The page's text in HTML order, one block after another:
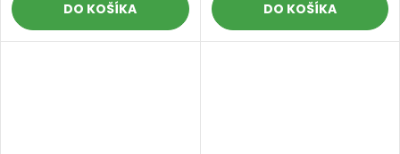
DO KOŠÍKA DO KOŠÍKA